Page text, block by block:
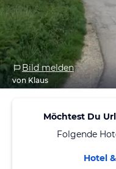
Bild melden
von Klaus
Möchtest Du
Folgende
Hotel